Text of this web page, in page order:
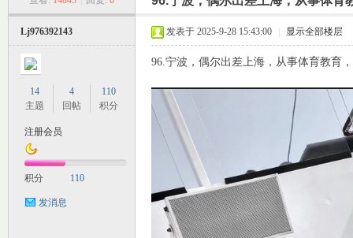
Lj976392143
14
主题
4
回帖
110
积分
注册会员
积分 110
发消息
发表于 2025-9-28 15:43:00 显示全部楼层
96.宁波，偶尔出差上海，从事体育教育